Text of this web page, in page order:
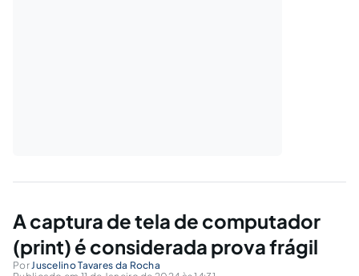
A captura de tela de computador
(print) é considerada prova frágil
PorJuscelino Tavares da Rocha